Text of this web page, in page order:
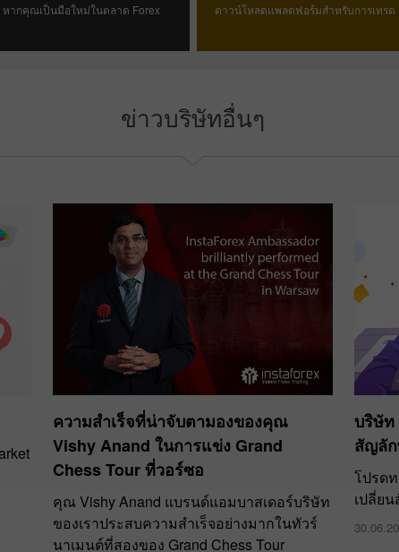
หากคุณเป็นมือใหม่ในตลาด Forex ดาวน์โหลดแพลตฟอร์มสำหรับการเทรด
ข่าวบริษัทอื่นๆ
ความสำเร็จที่น่าจับตามองของคุณ
Vishy Anand ในการแข่ง Grand
Chess Tour ที่วอร์ซอ
คุณ Vishy Anand แบรนด์แอมบาสเดอร์บริษัท
ของเราประสบความสำเร็จอย่างมากในทัวร์
นาเมนต์ที่สองของ Grand Chess Tour
บริษัท
สัญลั
โปรด
เปลี่ย
คลับโบนัส InstaForex